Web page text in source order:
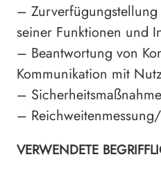
–
seiner Funktionen und
– Beantwortung von
Kommunikation mit
–
–
VERWENDETE